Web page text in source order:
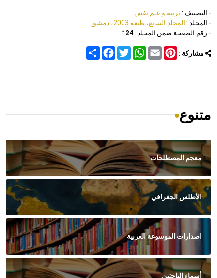
- التصنيف :تربية و علم نفس
- المجلد : المجلد السابع، طبعة 2003، دمشق
- رقم الصفحة ضمن المجلد :124
مشاركة : Share
FacebookTwitter
WhatsAppEmail
Pinterest
متنوع
معجم المصطلحات
الأطلس الجغرافي
اصدارات الموسوعة العربية
أسماء الباحثين